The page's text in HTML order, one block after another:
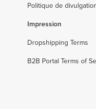
Politique de
Impression
Dropshipping Terms
B2B Portal Terms of